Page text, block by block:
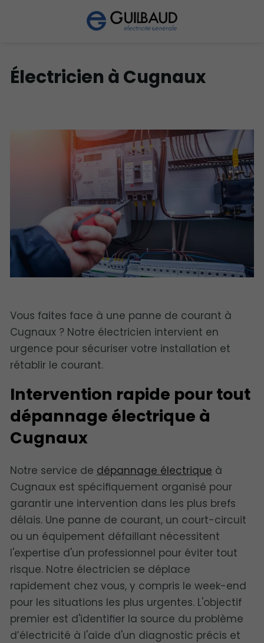
Électricien à Cugnaux
Vous faites face à une panne de courant à
Cugnaux ? Notre électricien intervient en
urgence pour sécuriser votre installation et
rétablir le courant.
Intervention rapide pour tout
dépannage électrique à
Cugnaux
Notre service de dépannage électrique à
Cugnaux est spécifiquement organisé pour
garantir une intervention dans les plus brefs
délais. Une panne de courant, un court-circuit
ou un équipement défaillant nécessitent
l'expertise d'un professionnel pour éviter tout
risque. Notre électricien se déplace
rapidement chez vous, y compris le week-end
pour les situations les plus urgentes. L'objectif
premier est d'identifier la source du problème
d’électricité à l'aide d'un diagnostic précis et